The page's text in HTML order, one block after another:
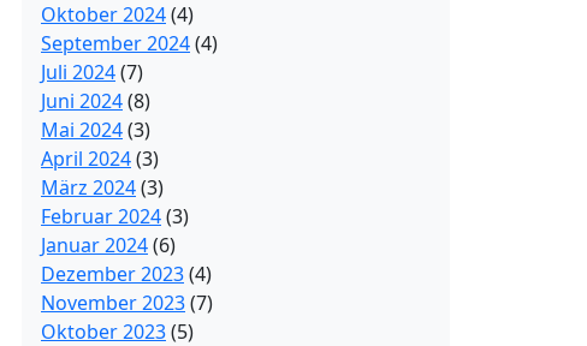
Oktober 2024(4)
September 2024(4)
Juli 2024(7)
Juni 2024(8)
Mai 2024(3)
April 2024(3)
März 2024(3)
Februar 2024(3)
Januar 2024(6)
Dezember 2023(4)
November 2023(7)
Oktober 2023(5)